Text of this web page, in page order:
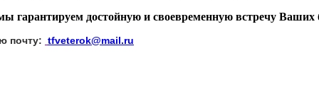
гарантируем достойную и своевременную встречу
почту: tfveterok@mail.ru